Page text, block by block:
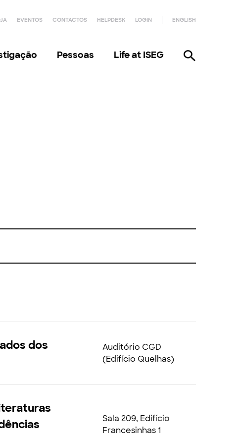
EVENTOS CONTACTOS HELPDESK LOGIN ENGLISH
Pessoas Life at ISEG
dos
Auditório CGD
(Edifício Quelhas)
Sala 209, Edifício
Francesinhas 1